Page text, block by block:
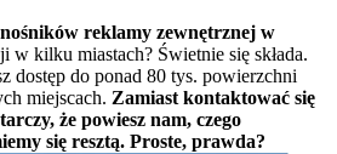
reklamy zewnętrznej w
w kilku miastach? Świetnie się składa.
dostęp do ponad 80 tys. powierzchni
miejscach. Zamiast kontaktować się
że powiesz nam, czego
się resztą. Proste, prawda?